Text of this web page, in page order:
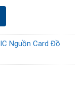
Nguồn Card Đồ